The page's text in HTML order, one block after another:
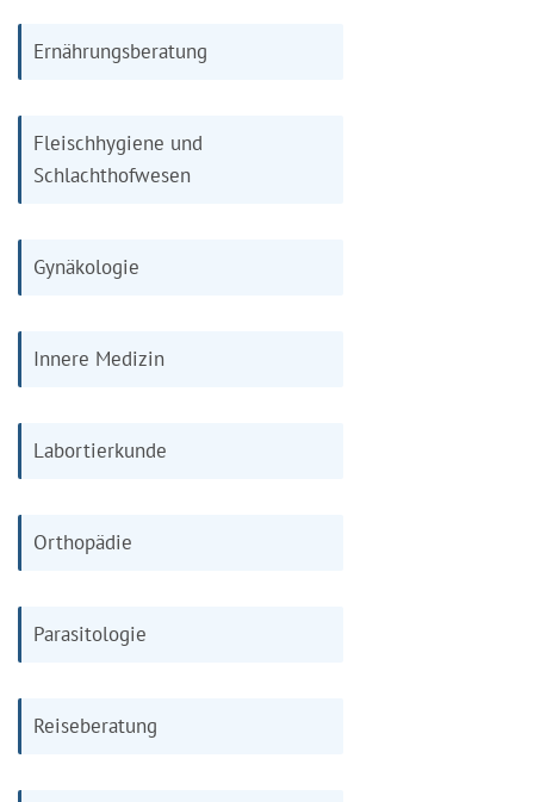
Ernährungsberatung
Fleischhygiene und
Schlachthofwesen
Gynäkologie
Innere Medizin
Labortierkunde
Orthopädie
Parasitologie
Reiseberatung